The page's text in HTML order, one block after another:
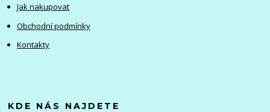
Jak nakupovat
Obchodní podmínky
Kontakty
KDE NÁS NAJDETE